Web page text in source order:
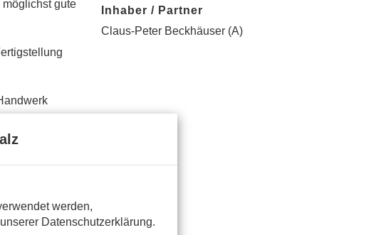
gute
Inhaber / Partner
Claus-Peter Beckhäuser (A)
werden,
Datenschutzerklärung.